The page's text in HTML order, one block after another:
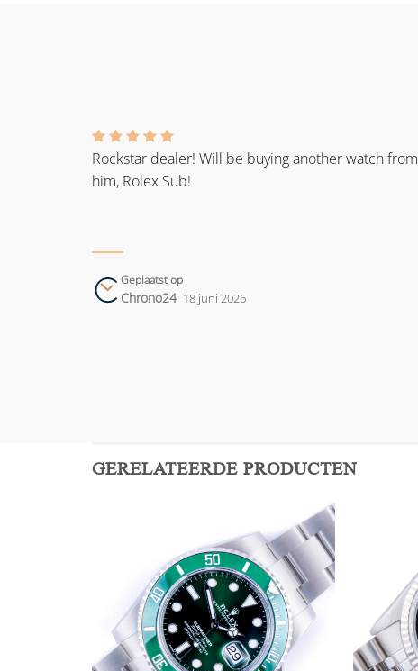
Rockstar dealer! Will be buying another watch from
him, Rolex Sub!
Geplaatst op
Chrono24 18 juni 2026
GERELATEERDE PRODUCTEN
Add to
wishlist